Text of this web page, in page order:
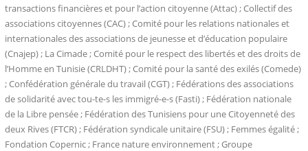
transactions financières et pour l’action citoyenne (Attac) ; Collectif des
associations citoyennes (CAC) ; Comité pour les relations nationales et
internationales des associations de jeunesse et d’éducation populaire
(Cnajep) ; La Cimade ; Comité pour le respect des libertés et des droits de
l’Homme en Tunisie (CRLDHT) ; Comité pour la santé des exilés (Comede)
; Confédération générale du travail (CGT) ; Fédérations des associations
de solidarité avec tou-te-s les immigré-e-s (Fasti) ; Fédération nationale
de la Libre pensée ; Fédération des Tunisiens pour une Citoyenneté des
deux Rives (FTCR) ; Fédération syndicale unitaire (FSU) ; Femmes égalité ;
Fondation Copernic ; France nature environnement ; Groupe